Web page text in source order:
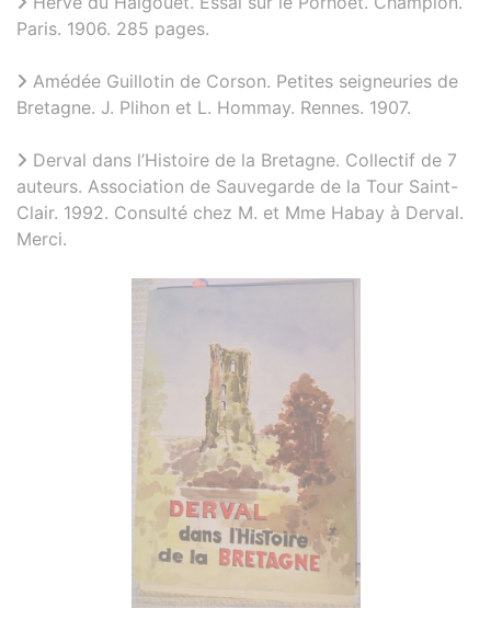
Paris. 1906. 285 pages.
Amédée Guillotin de Corson. Petites seigneuries de
Bretagne. J. Plihon et L. Hommay. Rennes. 1907.
Derval dans l’Histoire de la Bretagne. Collectif de 7
auteurs. Association de Sauvegarde de la Tour Saint-
Clair. 1992. Consulté chez M. et Mme Habay à Derval.
Merci.